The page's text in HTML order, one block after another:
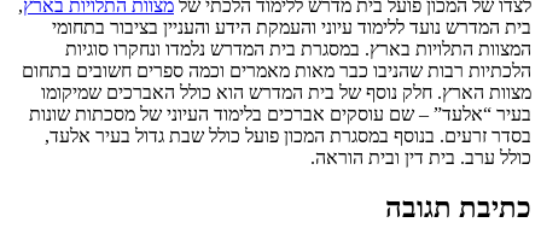
לצדו של המכון פועל בית מדרש ללימוד הלכתי של מצוות התלויות בארץ,
בית המדרש נועד ללימוד עיוני והעמקת הידע והעניין בציבור בתחומי
המצוות התלויות בארץ. במסגרת בית המדרש נלמדו ונחקרו סוגיות
הלכתיות רבות שהניבו כבר מאות מאמרים וכמה ספרים חשובים בתחום
מצוות הארץ. חלק נוסף של בית המדרש הוא כולל האברכים שמיקומו
בעיר “אלעד” – שם עוסקים אברכים בלימוד העיוני של מסכתות שונות
בסדר זרעים. בנוסף במסגרת המכון פועל כולל שבת גדול בעיר אלעד,
כולל ערב. בית דין ובית הוראה.
כתיבת תגובה